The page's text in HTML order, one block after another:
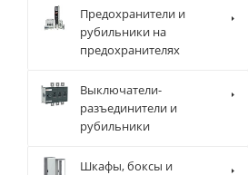
Предохранители и
рубильники на
предохранителях
Выключатели-
разъединители и
рубильники
Шкафы, боксы и